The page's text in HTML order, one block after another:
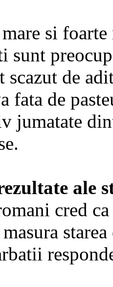
si
sunt
scazut de
fata de
jumatate
ale
cred